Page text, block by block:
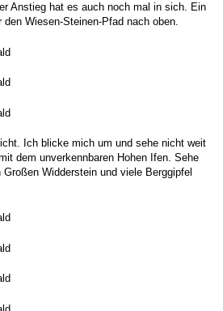
Anstieg hat es auch noch mal in sich. Ein
Wiesen-Steinen-Pfad nach oben.
Ich blicke mich um und sehe nicht weit
dem unverkennbaren Hohen Ifen. Sehe
Widderstein und viele Berggipfel